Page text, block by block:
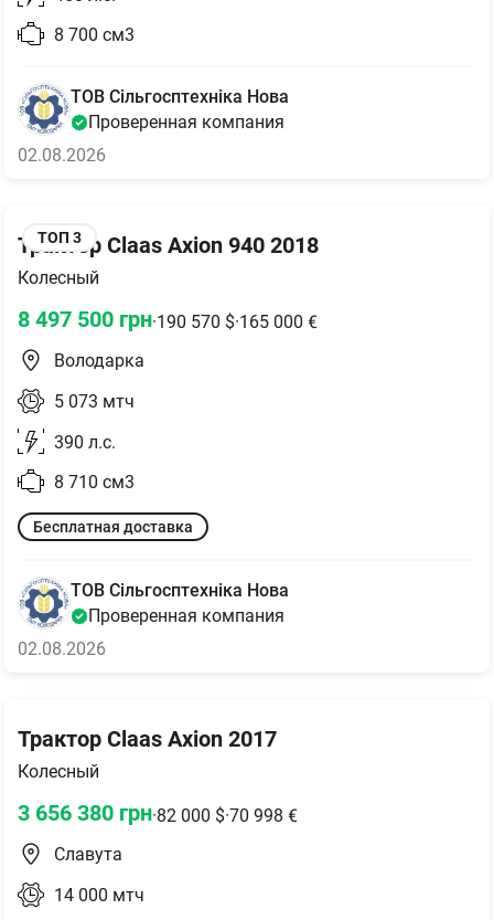
8 700 см3
ТОВ Сільгосптехніка Нова
Проверенная компания
02.08.2026
ТОП 3
Трактор Claas Axion 940 2018
Колесный
8 497 500 грн·190 570 $·165 000 €
Володарка
5 073 мтч
390 л.с.
8 710 см3
Бесплатная доставка
ТОВ Сільгосптехніка Нова
Проверенная компания
02.08.2026
Трактор Claas Axion 2017
Колесный
3 656 380 грн·82 000 $·70 998 €
Славута
14 000 мтч